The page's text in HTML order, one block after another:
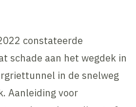
constateerde
schade aan het wegdek in
in de snelweg
Aanleiding voor